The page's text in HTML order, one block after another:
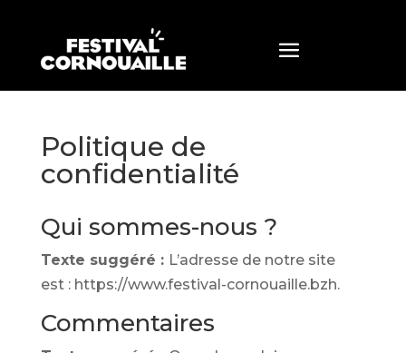
Politique de
confidentialité
Qui sommes-nous ?
Texte suggéré : L’adresse de notre site
est : https://www.festival-cornouaille.bzh.
Commentaires